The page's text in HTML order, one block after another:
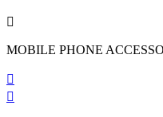

MOBILE PHONE

